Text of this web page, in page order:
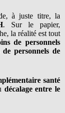
à juste titre, la
. Sur le papier,
la réalité est tout
de personnels
de personnels de
santé
décalage entre le